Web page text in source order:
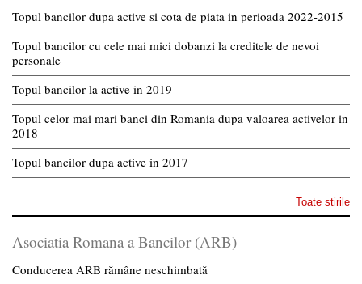
Topul bancilor dupa active si cota de piata in perioada 2022-2015
Topul bancilor cu cele mai mici dobanzi la creditele de nevoi
personale
Topul bancilor la active in 2019
Topul celor mai mari banci din Romania dupa valoarea activelor in
2018
Topul bancilor dupa active in 2017
Toate stirile
Asociatia Romana a Bancilor (ARB)
Conducerea ARB rămâne neschimbată